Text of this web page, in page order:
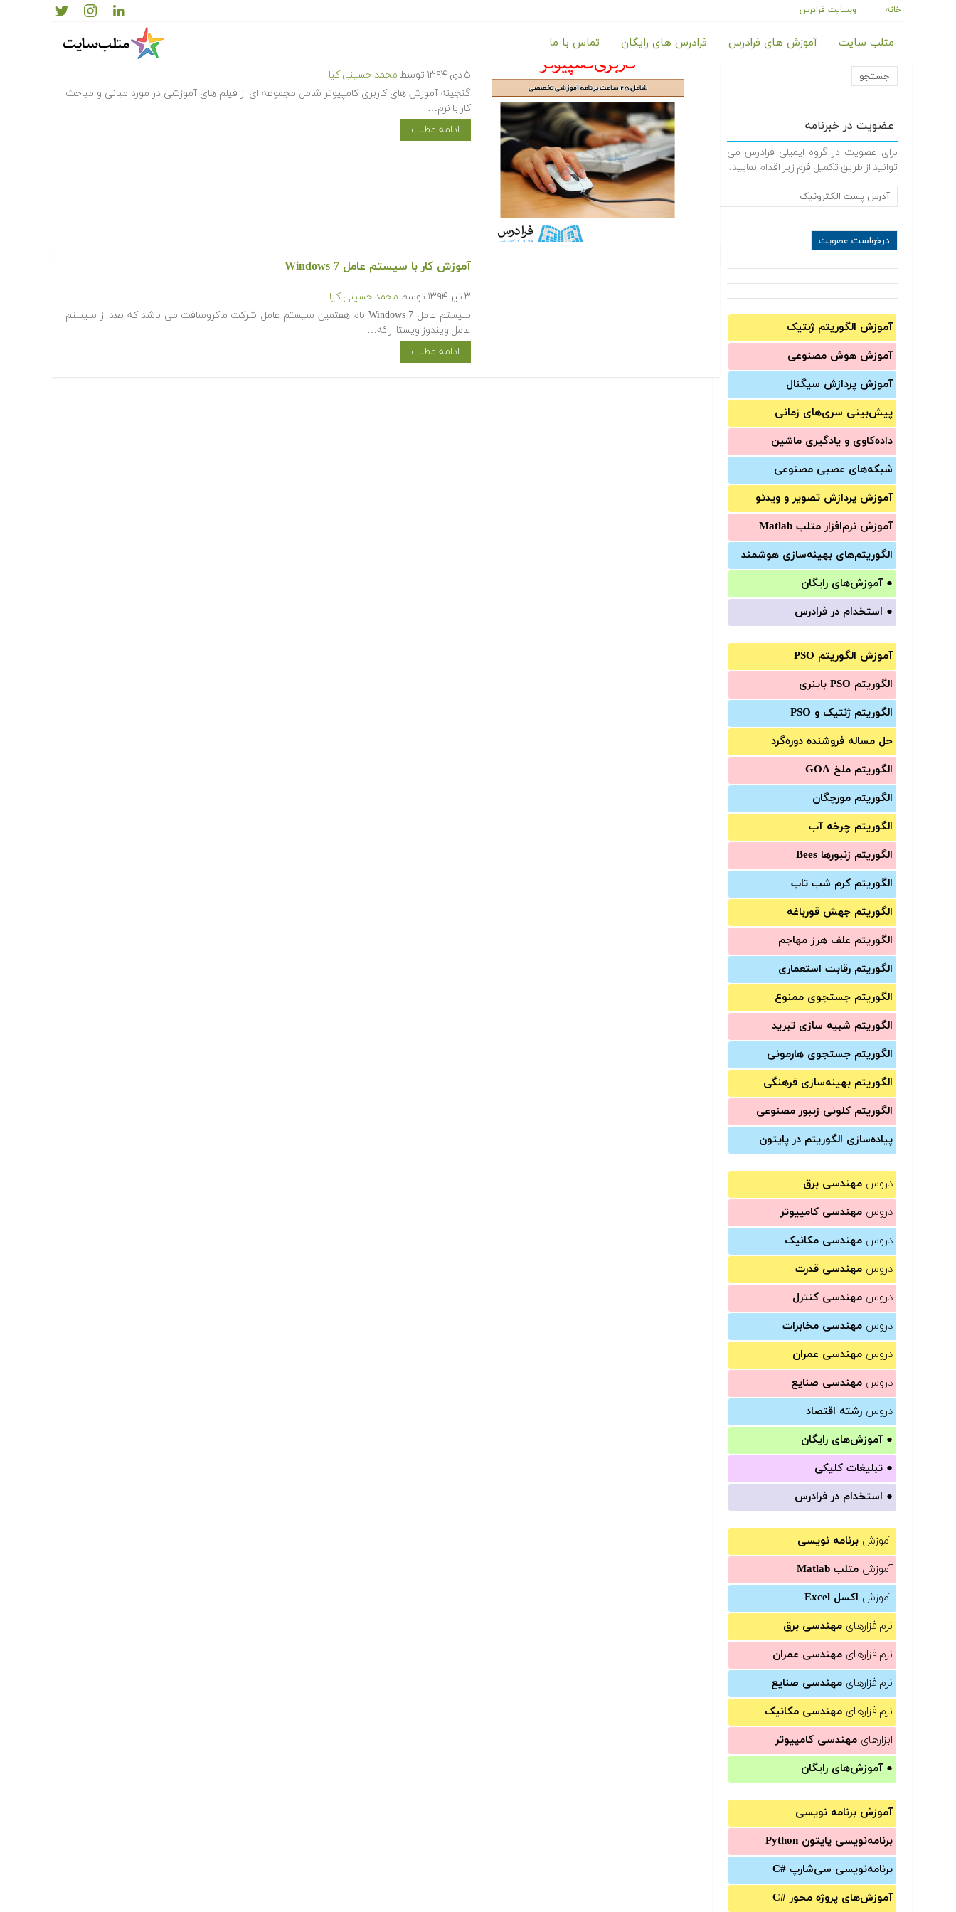
خانه وبسایت فرادرس
متلب سایت آموزش های فرادرس فرادرس های رایگان تماس با ما
عضویت در خبرنامه
برای عضویت در گروه ایمیلی فرادرس می
توانید از طریق تکمیل فرم زیر اقدام نمایید.
آموزش الگوریتم ژنتیک
آموزش‌ هوش مصنوعی
آموزش‌ پردازش سیگنال
پیش‌‌بینی سری‌‌های زمانی
داده‌کاوی و یادگیری ماشین
شبکه‌های عصبی مصنوعی
آموزش‌ پردازش تصویر و ویدئو
آموزش‌ نرم‌افزار متلب Matlab
الگوریتم‌های بهینه‌سازی هوشمند
● آموزش‌های رایگان
● استخدام در فرادرس
آموزش الگوریتم PSO
الگوریتم PSO باینری
الگوریتم ژنتیک و PSO
حل مساله فروشنده دوره‌گرد
الگوریتم ملخ GOA
الگوریتم مورچگان
الگوریتم چرخه آب
الگوریتم زنبورها Bees
الگوریتم کرم شب تاب
الگوریتم جهش قورباغه
الگوریتم علف هرز مهاجم
الگوریتم رقابت استعماری
الگوریتم جستجوی ممنوع
الگوریتم شبیه سازی تبرید
الگوریتم جستجوی هارمونی
الگوریتم بهینه‌سازی فرهنگی
الگوریتم کلونی زنبور مصنوعی
پیاده‌سازی الگوریتم در پایتون
دروس مهندسی برق
دروس مهندسی کامپیوتر
دروس مهندسی مکانیک
دروس مهندسی قدرت
دروس مهندسی کنترل
دروس مهندسی مخابرات
دروس مهندسی عمران
دروس مهندسی صنایع
دروس رشته اقتصاد
● آموزش‌های رایگان
● تبلیغات کلیکی
● استخدام در فرادرس
آموزش برنامه نویسی
آموزش متلب Matlab
آموزش اکسل Excel
نرم‌افزارهای مهندسی برق
نرم‌افزارهای مهندسی عمران
نرم‌افزارهای مهندسی صنایع
نرم‌افزارهای مهندسی مکانیک
ابزارهای مهندسی کامپیوتر
● آموزش‌های رایگان
آموزش برنامه نویسی
برنامه‌نویسی پایتون Python
برنامه‌‌نویسی سی‌شارپ C#‎
آموزش‌های پروژه محور #C
۵ دی ۱۳۹۴ توسط محمد حسینی کیا
گنجینه آموزش های کاربری کامپیوتر شامل مجموعه ای از فیلم های آموزشی در مورد مبانی و مباحث
کار با نرم…
ادامه مطلب
آموزش کار با سیستم عامل Windows 7
۳ تیر ۱۳۹۴ توسط محمد حسینی کیا
سیستم عامل Windows 7 نام هفتمین سیستم عامل شرکت ماکروسافت می باشد که بعد از سیستم
عامل ویندوز ویستا ارائه…
ادامه مطلب